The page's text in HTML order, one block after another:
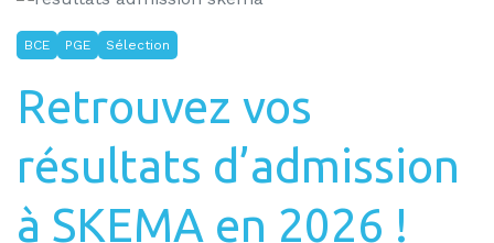
BCE PGE Sélection
Retrouvez vos
résultats d’admission
à SKEMA en 2026 !